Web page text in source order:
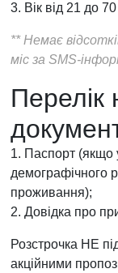
3. Вік від 21 до 70
** Немає
міс за SMS-
Перелік
1. Паспорт (якщо
демографічного
проживання);
2. Довідка про
Розстрочка НЕ
акційними